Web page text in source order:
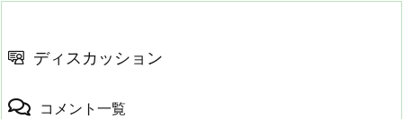
ディスカッション
コメント一覧